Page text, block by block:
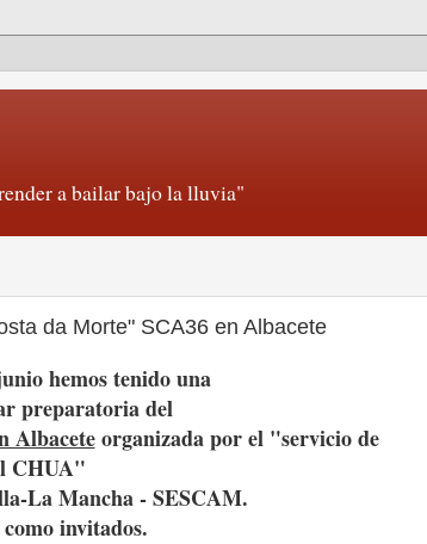
a bailar bajo la lluvia"
da Morte" SCA36 en Albacete
hemos tenido una
preparatoria del
Albaceteorganizada por el "servicio de
CHUA"
La Mancha - SESCAM.
invitados.